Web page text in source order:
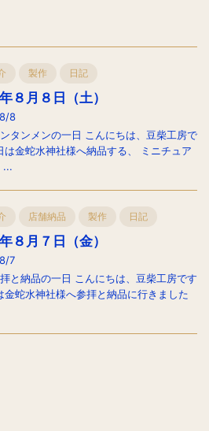
製作 日記
８月８日（土）
8
タンメンの一日 こんにちは、豆柴工房で
は金蛇水神社様へ納品する、 ミニチュア
...
店舗納品 製作 日記
８月７日（金）
7
と納品の一日 こんにちは、豆柴工房です
金蛇水神社様へ参拝と納品に行きました